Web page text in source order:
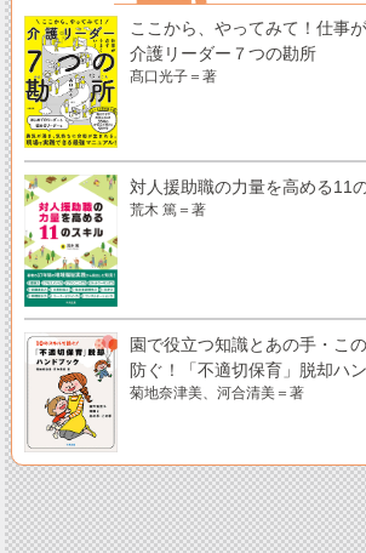
ここから、やってみて！仕事
介護リーダー７つの勘所
髙口光子＝著
対人援助職の力量を高める11
荒木 篤＝著
園で役立つ知識とあの手・こ
防ぐ！「不適切保育」脱却ハ
菊地奈津美、河合清美＝著